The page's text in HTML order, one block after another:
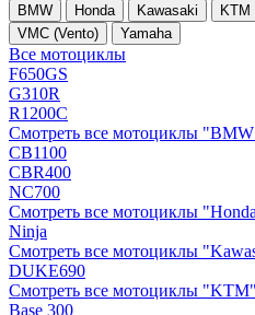
BMW Honda Kawasaki KTM
VMC (Vento)
Yamaha
Все мотоциклы
F650GS
G310R
R1200C
Смотреть все мотоциклы
CB1100
CBR400
NC700
Смотреть все мотоциклы
Ninja
Смотреть все мотоциклы
DUKE690
Смотреть все мотоциклы "KTM"
Base 300